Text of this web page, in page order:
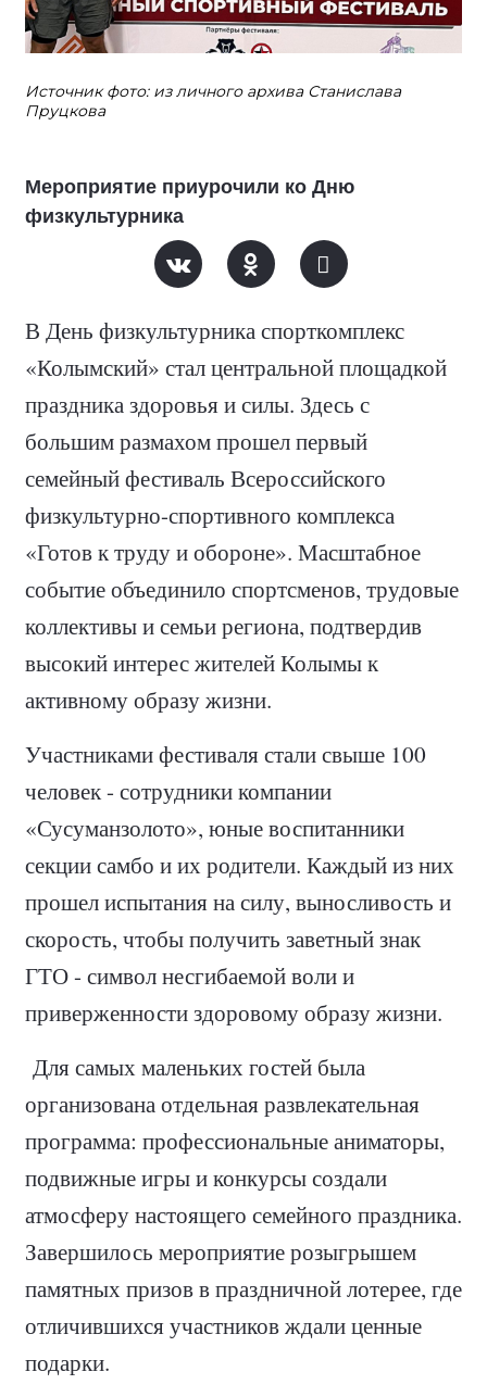
Источник фото: из личного архива Станислава
Пруцкова
Мероприятие приурочили ко Дню
физкультурника
В День физкультурника спорткомплекс
«Колымский» стал центральной площадкой
праздника здоровья и силы. Здесь с
большим размахом прошел первый
семейный фестиваль Всероссийского
физкультурно-спортивного комплекса
«Готов к труду и обороне». Масштабное
событие объединило спортсменов, трудовые
коллективы и семьи региона, подтвердив
высокий интерес жителей Колымы к
активному образу жизни.
Участниками фестиваля стали свыше 100
человек - сотрудники компании
«Сусуманзолото», юные воспитанники
секции самбо и их родители. Каждый из них
прошел испытания на силу, выносливость и
скорость, чтобы получить заветный знак
ГТО - символ несгибаемой воли и
приверженности здоровому образу жизни.
Для самых маленьких гостей была
организована отдельная развлекательная
программа: профессиональные аниматоры,
подвижные игры и конкурсы создали
атмосферу настоящего семейного праздника.
Завершилось мероприятие розыгрышем
памятных призов в праздничной лотерее, где
отличившихся участников ждали ценные
подарки.